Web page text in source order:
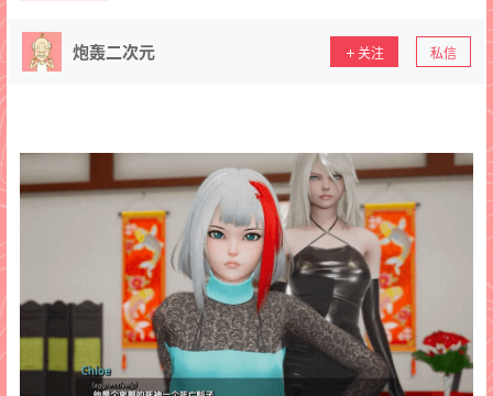
炮轰二次元 关注 私信